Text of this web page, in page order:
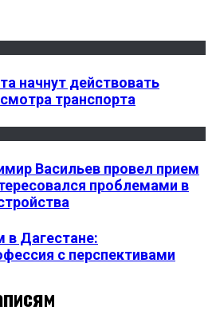
начнут действовать
транспорта
Васильев провел прием
проблемами в
в Дагестане:
с перспективами